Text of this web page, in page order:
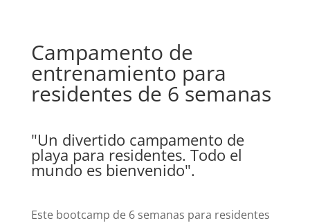
Campamento de
entrenamiento para
residentes de 6 semanas
"Un divertido campamento de
playa para residentes. Todo el
mundo es bienvenido".
Este bootcamp de 6 semanas para residentes